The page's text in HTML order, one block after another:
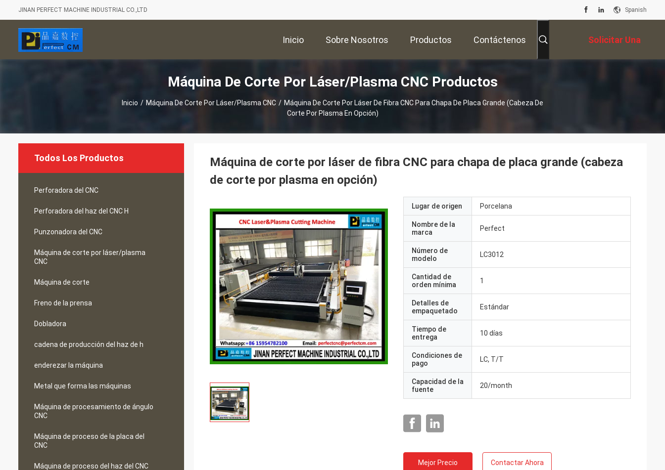
JINAN PERFECT MACHINE INDUSTRIAL CO.,LTD Spanish
Inicio Sobre Nosotros Productos Contáctenos Solicitar Una
Cotización
Máquina De Corte Por Láser/plasma CNC Productos
Inicio / Máquina De Corte Por Láser/plasma CNC / Máquina De Corte Por Láser De Fibra CNC Para Chapa De Placa Grande (cabeza De
Corte Por Plasma En Opción)
Todos Los Productos
Perforadora del CNC
Perforadora del haz del CNC H
Punzonadora del CNC
Máquina de corte por láser/plasma
CNC
Máquina de corte
Freno de la prensa
Dobladora
cadena de producción del haz de h
enderezar la máquina
Metal que forma las máquinas
Máquina de procesamiento de ángulo
CNC
Máquina de proceso de la placa del
CNC
Máquina de proceso del haz del CNC
Máquina de corte por láser de fibra CNC para chapa de placa grande (cabeza
de corte por plasma en opción)
Lugar de origen Porcelana
Nombre de la
marca
Perfect
Número de
modelo
LC3012
Cantidad de
orden mínima
1
Detalles de
empaquetado
Estándar
Tiempo de
entrega
10 días
Condiciones de
pago
LC, T/T
Capacidad de la
fuente
20/month
Mejor Precio Contactar Ahora